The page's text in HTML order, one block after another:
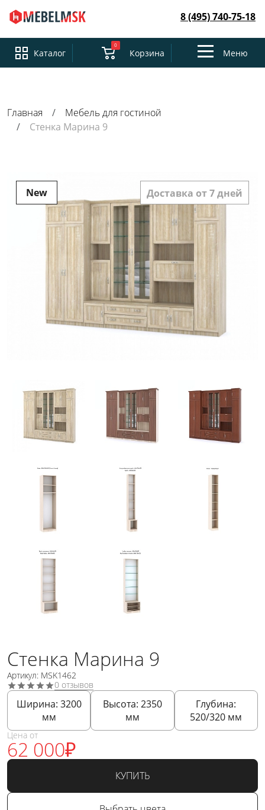
8 (495) 740-75-18
Каталог
0
Корзина
ToggleМеню
Главная
Мебель для гостиной
Стенка Марина 9
New Доставка от 7 дней
Стенка Марина 9
Артикул: MSK1462
0 отзывов
Ширина: 3200
мм
Высота: 2350
мм
Глубина:
520/320 мм
Цена от
62 000₽
КУПИТЬ